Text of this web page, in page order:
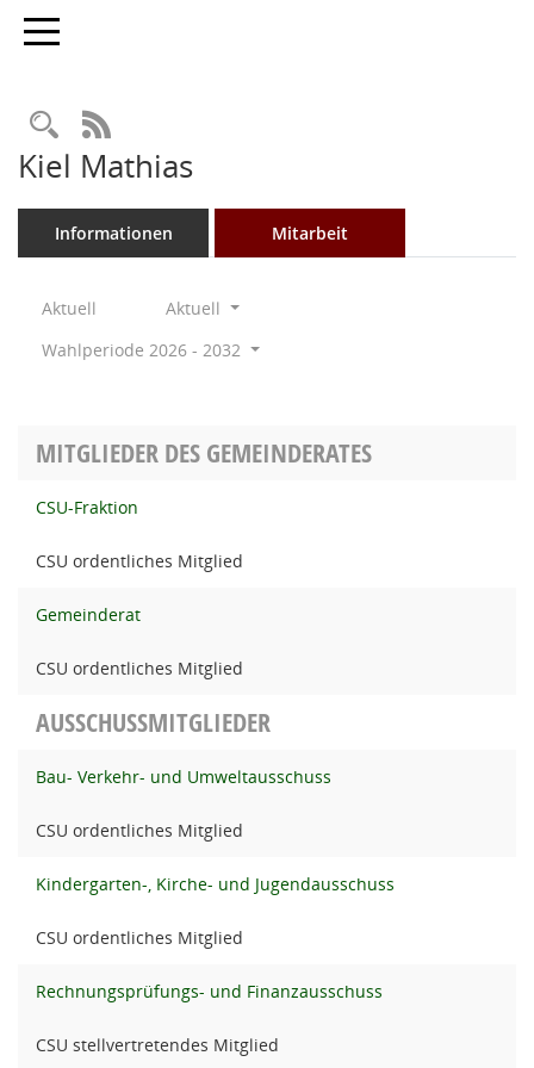
Toggle navigation
Rechercheauswahl
RSS-Feed
Kiel Mathias
Informationen Mitarbeit
Aktuell
Aktuell
Wahlperiode 2026 - 2032
MITGLIEDER DES GEMEINDERATES
CSU-Fraktion
CSU ordentliches Mitglied
Gemeinderat
CSU ordentliches Mitglied
AUSSCHUSSMITGLIEDER
Bau- Verkehr- und Umweltausschuss
CSU ordentliches Mitglied
Kindergarten-, Kirche- und Jugendausschuss
CSU ordentliches Mitglied
Rechnungsprüfungs- und Finanzausschuss
CSU stellvertretendes Mitglied